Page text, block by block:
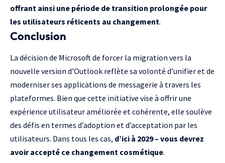
offrant ainsi une période de transition prolongée pour
les utilisateurs réticents au changement.
Conclusion
La décision de Microsoft de forcer la migration vers la
nouvelle version d’Outlook reflète sa volonté d’unifier et de
moderniser ses applications de messagerie à travers les
plateformes. Bien que cette initiative vise à offrir une
expérience utilisateur améliorée et cohérente, elle soulève
des défis en termes d’adoption et d’acceptation par les
utilisateurs. Dans tous les cas, d’ici à 2029 – vous devrez
avoir accepté ce changement cosmétique.